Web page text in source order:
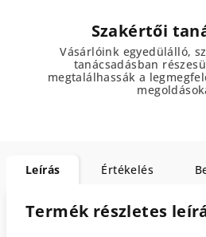
Szakértői
Vásárlóink egyedülálló,
tanácsadásban
megtalálhassák a
Leírás Értékelés
Termék részletes